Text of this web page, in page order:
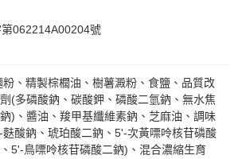
062214A00204號
粉、精製棕櫚油、樹薯澱粉、食鹽、品質改
(多磷酸鈉、碳酸鉀、磷酸二氫鈉、無水焦
)、醬油、羧甲基纖維素鈉、芝麻油、調味
麩酸鈉、琥珀酸二鈉、5'-次黃嘌呤核苷磷酸
5'-鳥嘌呤核苷磷酸二鈉)、混合濃縮生育